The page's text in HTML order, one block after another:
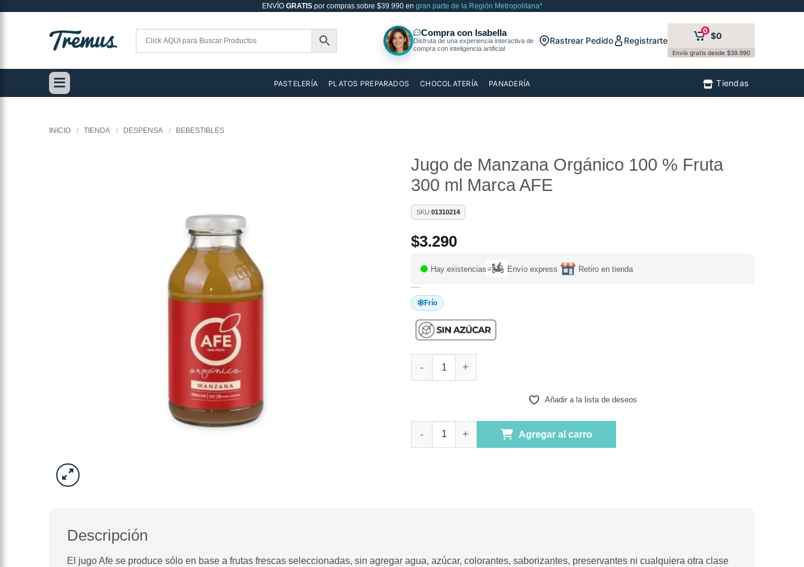
ENVÍO GRATISpor compras sobre $39.990 en gran parte de la Región Metropolitana*
Rastrear Pedido Registrarte
0 $0
Envío gratis desde $39.990
PASTELERÍA PLATOS PREPARADOS CHOCOLATERÍA PANADERÍA Tiendas
INICIO / TIENDA / DESPENSA / BEBESTIBLES
Jugo de Manzana Orgánico 100 % Fruta
300 ml Marca AFE
SKU:01310214
$3.290
Hay existencias Envío express Retiro en tienda
Frío
Añadir a la lista de deseos
Jugo de Manzana Orgánico 100 % Fruta 300 ml Marca AFE cantidad
Agregar al carro
Descripción
El jugo Afe se produce sólo en base a frutas frescas seleccionadas, sin agregar agua, azúcar, colorantes, saborizantes, preservantes ni cualquiera otra clase